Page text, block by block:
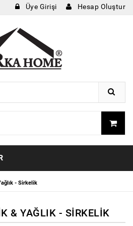
Üye Girişi Hesap Oluştur
- Sirkelik
& YAĞLIK - SIRKELIK